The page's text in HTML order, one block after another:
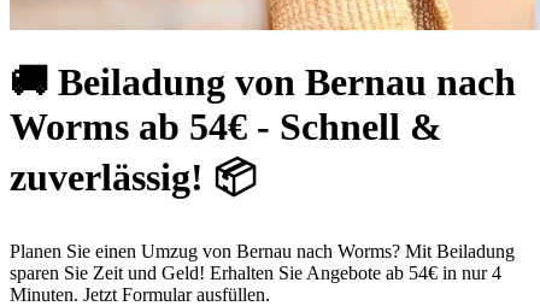
🚚 Beiladung von Bernau nach
Worms ab 54€ - Schnell &
zuverlässig! 📦
Planen Sie einen Umzug von Bernau nach Worms? Mit Beiladung
sparen Sie Zeit und Geld! Erhalten Sie Angebote ab 54€ in nur 4
Minuten. Jetzt Formular ausfüllen.